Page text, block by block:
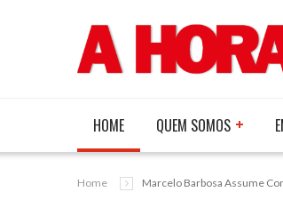
HOME QUEM SOMOS
Home Marcelo Barbosa Assume